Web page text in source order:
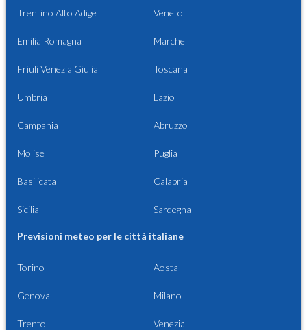
Trentino Alto Adige Veneto
Emilia Romagna Marche
Friuli Venezia Giulia Toscana
Umbria Lazio
Campania Abruzzo
Molise Puglia
Basilicata Calabria
Sicilia Sardegna
Previsioni meteo per le città italiane
Torino Aosta
Genova Milano
Trento Venezia